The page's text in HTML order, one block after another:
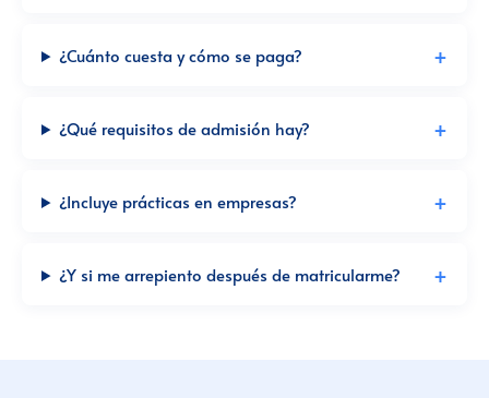
¿Cuánto cuesta y cómo se paga?
¿Qué requisitos de admisión hay?
¿Incluye prácticas en empresas?
¿Y si me arrepiento después de matricularme?